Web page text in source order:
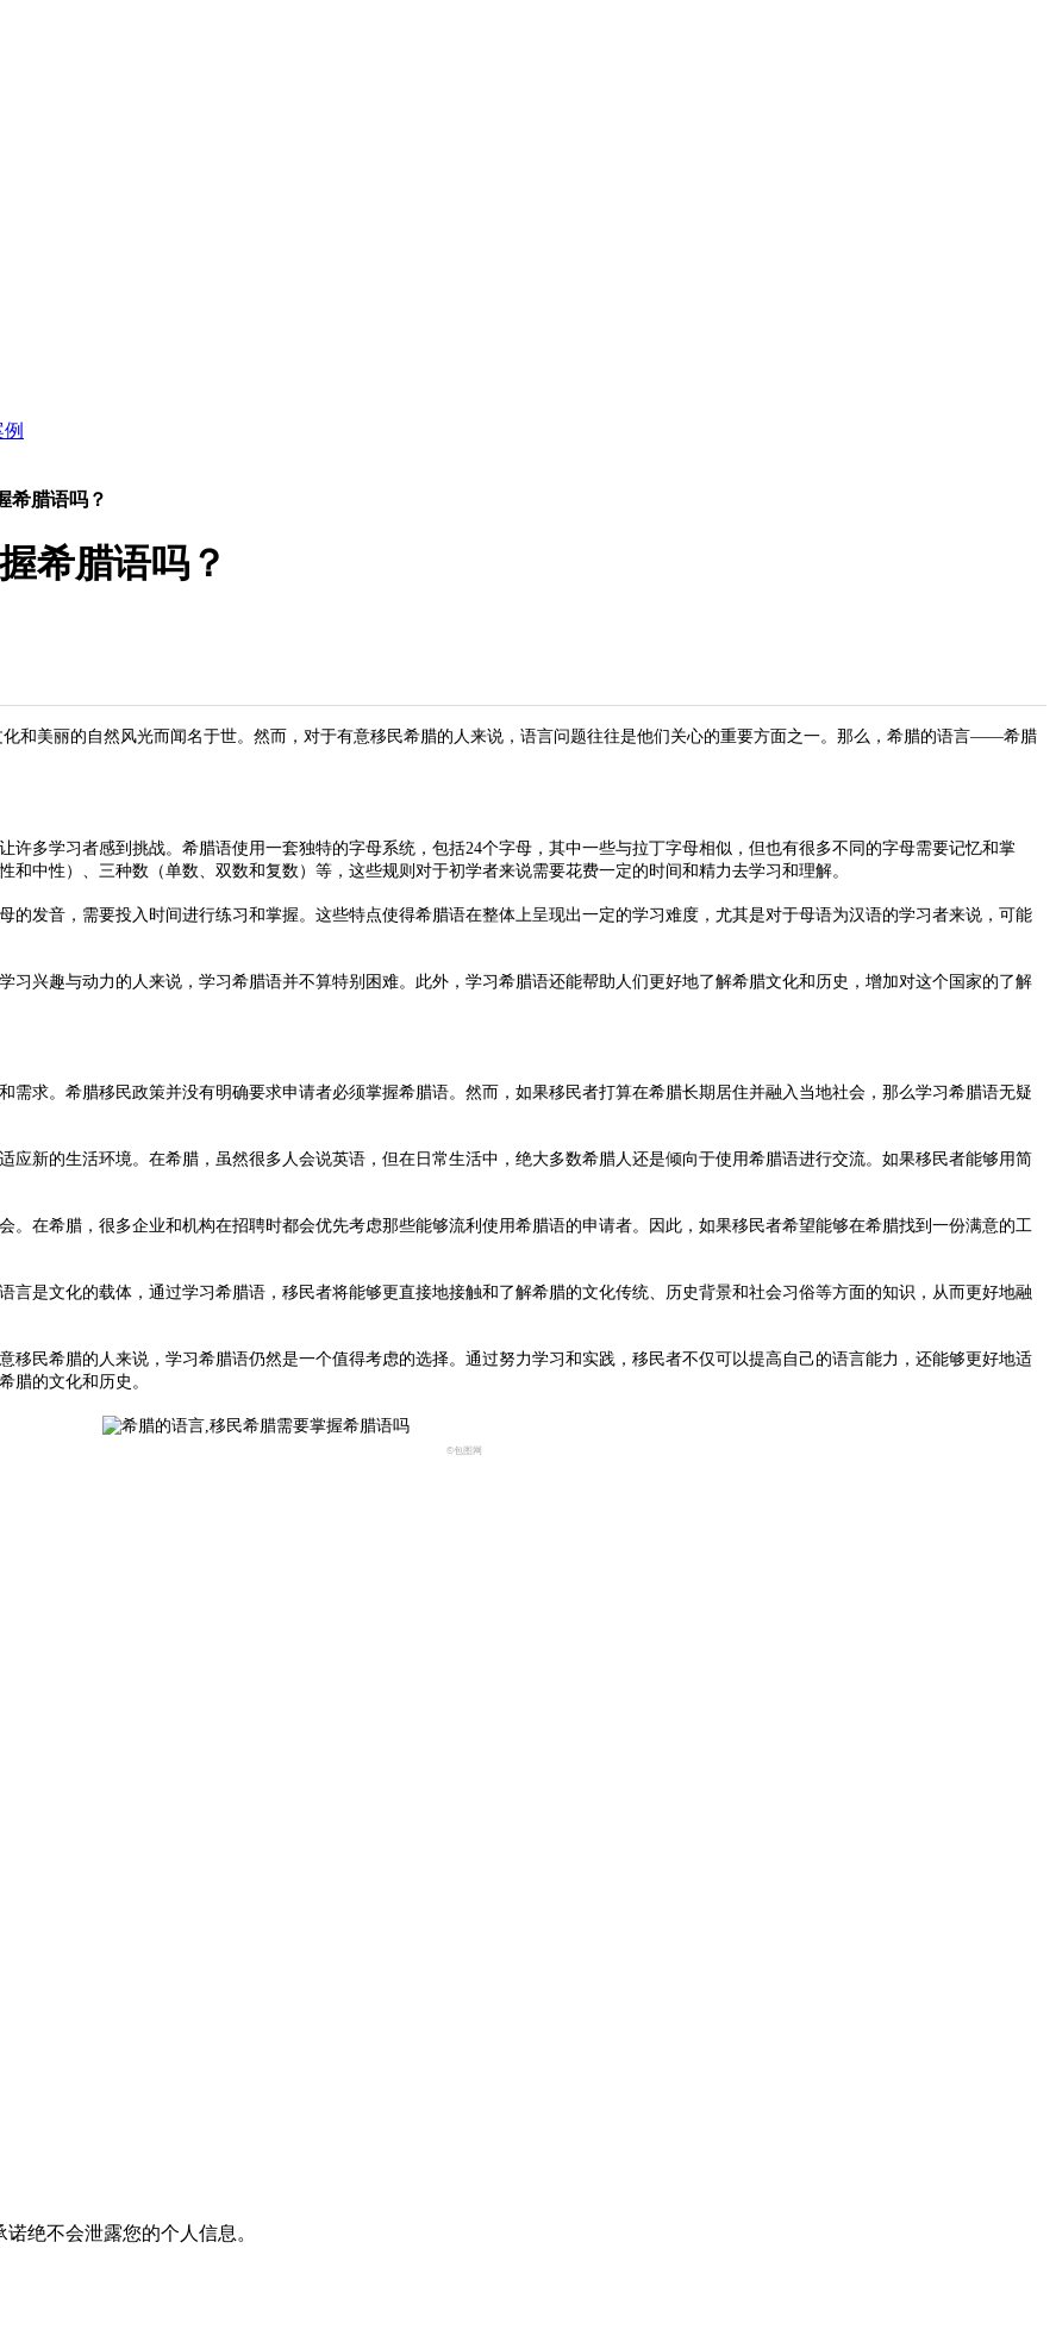
希腊语吗？
希腊语吗？
和美丽的自然风光而闻名于世。然而，对于有意移民希腊的人来说，语言问题往往是他们关心的重要方面之一。那么，希腊的语言——希腊
学习者感到挑战。希腊语使用一套独特的字母系统，包括24个字母，其中一些与拉丁字母相似，但也有很多不同的字母需要记忆和掌
中性）、三种数（单数、双数和复数）等，这些规则对于初学者来说需要花费一定的时间和精力去学习和理解。
音，需要投入时间进行练习和掌握。这些特点使得希腊语在整体上呈现出一定的学习难度，尤其是对于母语为汉语的学习者来说，可能
兴趣与动力的人来说，学习希腊语并不算特别困难。此外，学习希腊语还能帮助人们更好地了解希腊文化和历史，增加对这个国家的了解
。希腊移民政策并没有明确要求申请者必须掌握希腊语。然而，如果移民者打算在希腊长期居住并融入当地社会，那么学习希腊语无疑
新的生活环境。在希腊，虽然很多人会说英语，但在日常生活中，绝大多数希腊人还是倾向于使用希腊语进行交流。如果移民者能够用简
希腊，很多企业和机构在招聘时都会优先考虑那些能够流利使用希腊语的申请者。因此，如果移民者希望能够在希腊找到一份满意的工
文化的载体，通过学习希腊语，移民者将能够更直接地接触和了解希腊的文化传统、历史背景和社会习俗等方面的知识，从而更好地融
民希腊的人来说，学习希腊语仍然是一个值得考虑的选择。通过努力学习和实践，移民者不仅可以提高自己的语言能力，还能够更好地适
腊的文化和历史。
©包图网
绝不会泄露您的个人信息。